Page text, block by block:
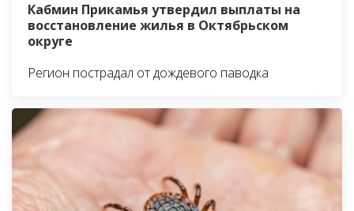
Кабмин Прикамья утвердил выплаты на
восстановление жилья в Октябрьском
округе
Регион пострадал от дождевого паводка